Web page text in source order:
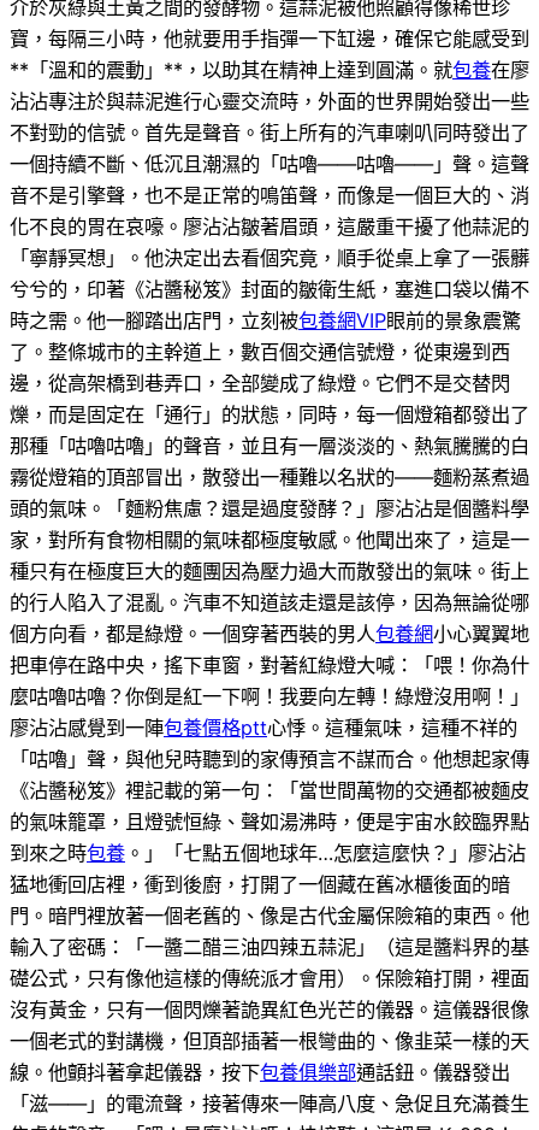
介於灰綠與土黃之間的發酵物。這蒜泥被他照顧得像稀世珍
寶，每隔三小時，他就要用手指彈一下缸邊，確保它能感受到
**「溫和的震動」**，以助其在精神上達到圓滿。就包養在廖
沾沾專注於與蒜泥進行心靈交流時，外面的世界開始發出一些
不對勁的信號。首先是聲音。街上所有的汽車喇叭同時發出了
一個持續不斷、低沉且潮濕的「咕嚕——咕嚕——」聲。這聲
音不是引擎聲，也不是正常的鳴笛聲，而像是一個巨大的、消
化不良的胃在哀嚎。廖沾沾皺著眉頭，這嚴重干擾了他蒜泥的
「寧靜冥想」。他決定出去看個究竟，順手從桌上拿了一張髒
兮兮的，印著《沾醬秘笈》封面的皺衛生紙，塞進口袋以備不
時之需。他一腳踏出店門，立刻被包養網VIP眼前的景象震驚
了。整條城市的主幹道上，數百個交通信號燈，從東邊到西
邊，從高架橋到巷弄口，全部變成了綠燈。它們不是交替閃
爍，而是固定在「通行」的狀態，同時，每一個燈箱都發出了
那種「咕嚕咕嚕」的聲音，並且有一層淡淡的、熱氣騰騰的白
霧從燈箱的頂部冒出，散發出一種難以名狀的——麵粉蒸煮過
頭的氣味。「麵粉焦慮？還是過度發酵？」廖沾沾是個醬料學
家，對所有食物相關的氣味都極度敏感。他聞出來了，這是一
種只有在極度巨大的麵團因為壓力過大而散發出的氣味。街上
的行人陷入了混亂。汽車不知道該走還是該停，因為無論從哪
個方向看，都是綠燈。一個穿著西裝的男人包養網小心翼翼地
把車停在路中央，搖下車窗，對著紅綠燈大喊：「喂！你為什
麼咕嚕咕嚕？你倒是紅一下啊！我要向左轉！綠燈沒用啊！」
廖沾沾感覺到一陣包養價格ptt心悸。這種氣味，這種不祥的
「咕嚕」聲，與他兒時聽到的家傳預言不謀而合。他想起家傳
《沾醬秘笈》裡記載的第一句：「當世間萬物的交通都被麵皮
的氣味籠罩，且燈號恒綠、聲如湯沸時，便是宇宙水餃臨界點
到來之時包養 。」「七點五個地球年…怎麼這麼快？」廖沾沾
猛地衝回店裡，衝到後廚，打開了一個藏在舊冰櫃後面的暗
門。暗門裡放著一個老舊的、像是古代金屬保險箱的東西。他
輸入了密碼：「一醬二醋三油四辣五蒜泥」（這是醬料界的基
礎公式，只有像他這樣的傳統派才會用）。保險箱打開，裡面
沒有黃金，只有一個閃爍著詭異紅色光芒的儀器。這儀器很像
一個老式的對講機，但頂部插著一根彎曲的、像韭菜一樣的天
線。他顫抖著拿起儀器，按下包養俱樂部通話鈕。儀器發出
「滋——」的電流聲，接著傳來一陣高八度、急促且充滿養生